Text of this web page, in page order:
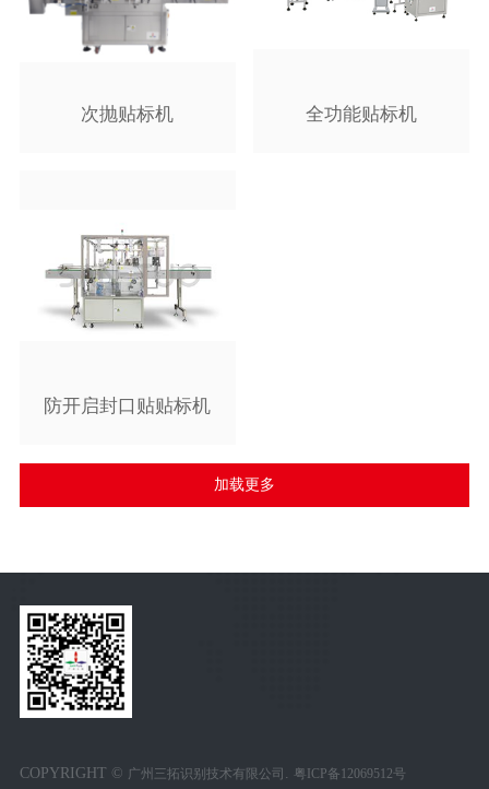
次抛贴标机 全功能贴标机
防开启封口贴贴标机
加载更多
COPYRIGHT © 广州三拓识别技术有限公司 粤ICP备12069512号